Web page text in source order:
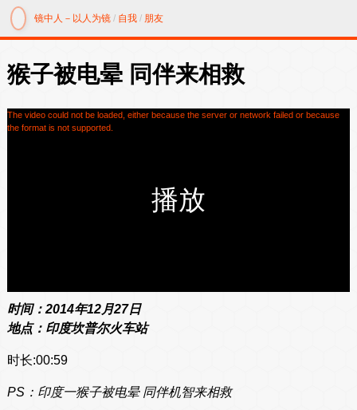
镜中人－以人为镜 / 自我 / 朋友
猴子被电晕 同伴来相救
The video could not be loaded, either because the server or network failed or because
the format is not supported.
时间：2014年12月27日
地点：印度坎普尔火车站
时长:00:59
PS：印度一猴子被电晕 同伴机智来相救